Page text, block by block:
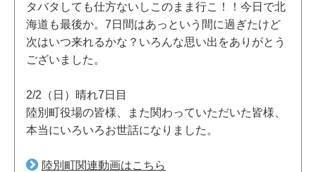
タバタしても仕方ないしこのまま行こ！！今日で北
海道も最後か。7日間はあっという間に過ぎたけど
次はいつ来れるかな？いろんな思い出をありがとう
ございました。
2/2（日）晴れ7日目
陸別町役場の皆様、また関わっていただいた皆様、
本当にいろいろお世話になりました。
陸別町関連動画はこちら